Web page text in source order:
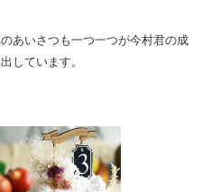
あいさつも一つ一つが今村君の成
しています。